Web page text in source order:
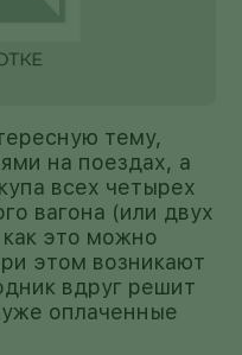
тему,
на поездах, а
всех четырех
вагона (или двух
это можно
этом возникают
вдруг решит
оплаченные